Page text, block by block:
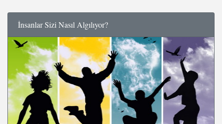
İnsanlar Sizi Nasıl Algılıyor?